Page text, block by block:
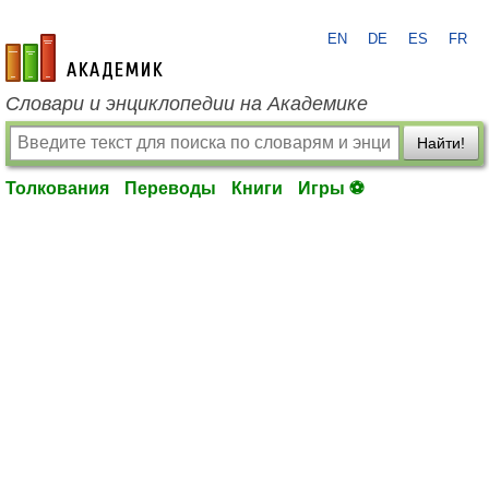
academic.ru
EN DE ES FR
Словари и энциклопедии на Академике
Найти!
Толкования Переводы Книги Игры ⚽